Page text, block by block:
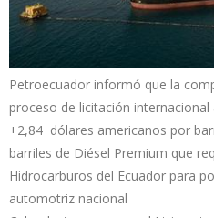
Petroecuador informó que la
proceso de licitación
+2,84 dólares americanos por
barriles de Diésel Premium que
Hidrocarburos del Ecuador para
automotriz nacional